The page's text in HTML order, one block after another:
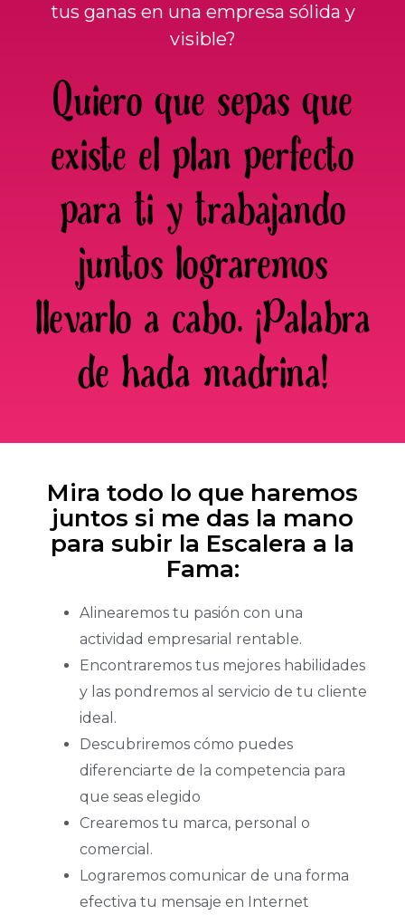
tus ganas en una empresa sólida y
visible?
Quiero que sepas que
existe el plan perfecto
para ti y trabajando
juntos lograremos
llevarlo a cabo. ¡Palabra
de hada madrina!
Mira todo lo que haremos
juntos si me das la mano
para subir la Escalera a la
Fama:
Alinearemos tu pasión con una
actividad empresarial rentable.
Encontraremos tus mejores habilidades
y las pondremos al servicio de tu cliente
ideal.
Descubriremos cómo puedes
diferenciarte de la competencia para
que seas elegido
Crearemos tu marca, personal o
comercial.
Lograremos comunicar de una forma
efectiva tu mensaje en Internet